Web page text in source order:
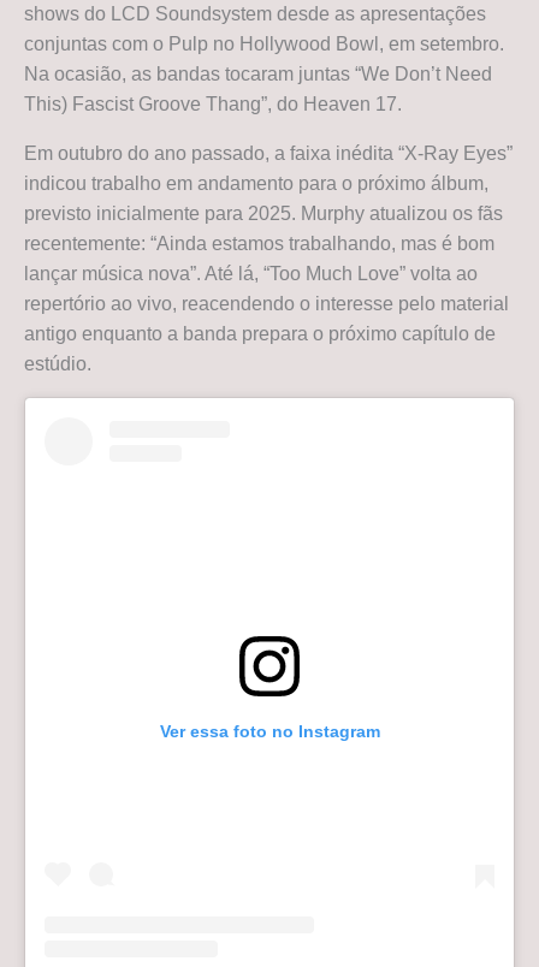
shows do LCD Soundsystem desde as apresentações
conjuntas com o Pulp no Hollywood Bowl, em setembro.
Na ocasião, as bandas tocaram juntas “We Don’t Need
This) Fascist Groove Thang”, do Heaven 17.
Em outubro do ano passado, a faixa inédita “X-Ray Eyes”
indicou trabalho em andamento para o próximo álbum,
previsto inicialmente para 2025. Murphy atualizou os fãs
recentemente: “Ainda estamos trabalhando, mas é bom
lançar música nova”. Até lá, “Too Much Love” volta ao
repertório ao vivo, reacendendo o interesse pelo material
antigo enquanto a banda prepara o próximo capítulo de
estúdio.
Ver essa foto no Instagram